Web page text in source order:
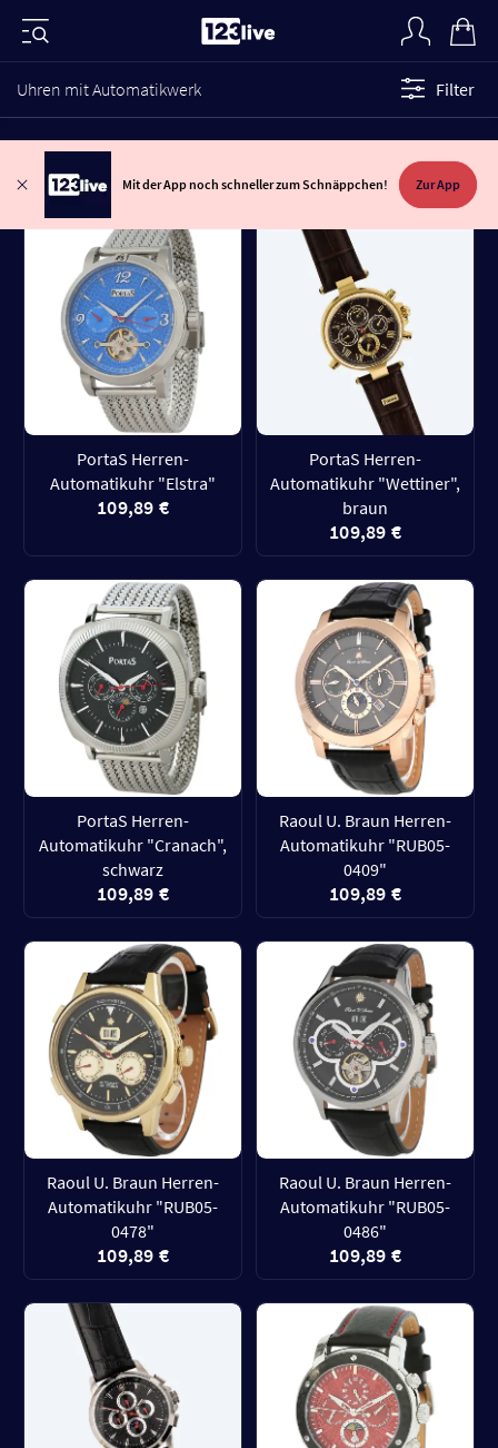
Uhren mit Automatikwerk Filter
Mit der App noch schneller zum Schnäppchen! Zur App
PortaS Herren-
Automatikuhr "Elstra"
109,89 €
PortaS Herren-
Automatikuhr "Wettiner",
braun
109,89 €
PortaS Herren-
Automatikuhr "Cranach",
schwarz
109,89 €
Raoul U. Braun Herren-
Automatikuhr "RUB05-
0409"
109,89 €
Raoul U. Braun Herren-
Automatikuhr "RUB05-
0478"
109,89 €
Raoul U. Braun Herren-
Automatikuhr "RUB05-
0486"
109,89 €